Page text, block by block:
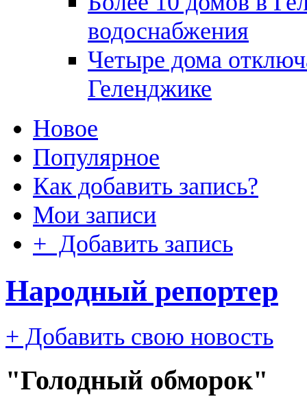
водоснабжения
Четыре дома
Геленджике
Новое
Популярное
Как добавить запись?
Мои записи
+ Добавить запись
Народный репортер
+ Добавить свою новость
"Голодный обморок"